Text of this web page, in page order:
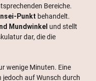
Bereiche.
Punkt behandelt.
Mundwinkel und stellt
dar, die die
wenige Minuten. Eine
auf Wunsch durch